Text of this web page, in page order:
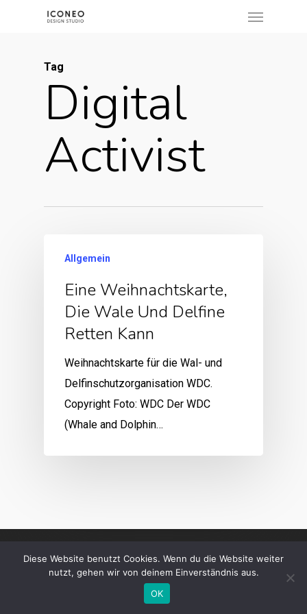
Tag
Digital
Activist
Allgemein
Eine Weihnachtskarte,
Die Wale Und Delfine
Retten Kann
Weihnachtskarte für die Wal- und
Delfinschutzorganisation WDC.
Copyright Foto: WDC Der WDC
(Whale and Dolphin…
Diese Website benutzt Cookies. Wenn du die Website weiter
nutzt, gehen wir von deinem Einverständnis aus.
OK